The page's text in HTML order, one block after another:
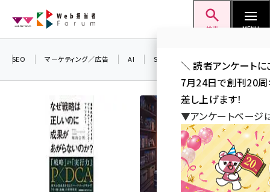
ン
検索 MENU
seo (3523)
ai (2804)
youtube (2429)
SEO マーケティング／広告 AI SNS
＼ 読者アンケート
7月24日で創刊20周
差し上げます！
▼アンケートページ